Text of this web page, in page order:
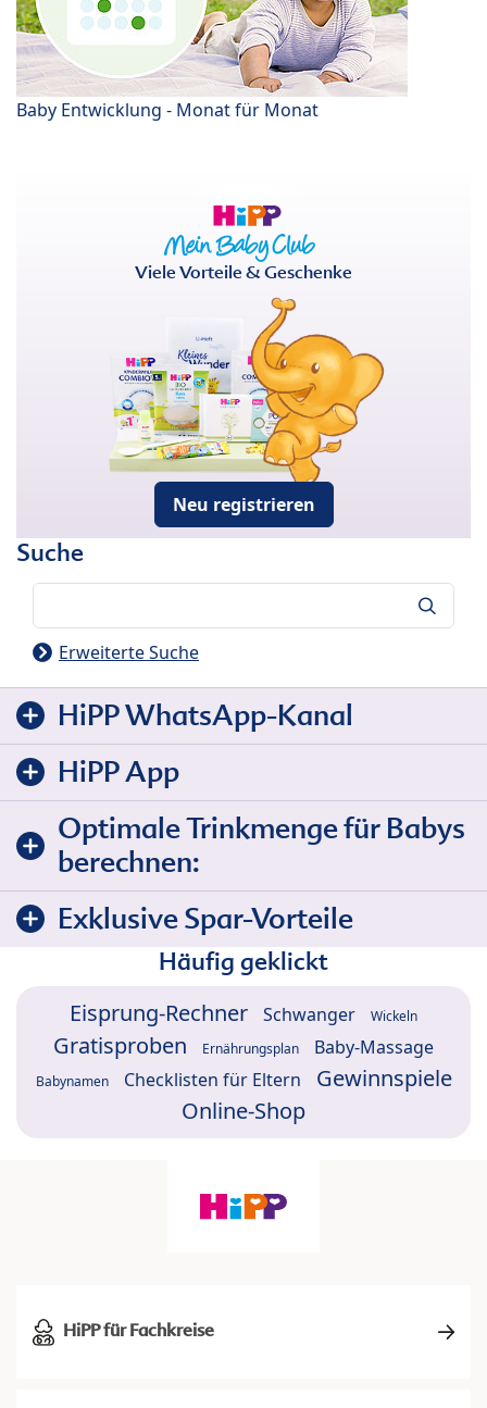
Baby Entwicklung - Monat für Monat
Viele Vorteile & Geschenke
Neu registrieren
Suche
Erweiterte Suche
HiPP WhatsApp-Kanal
HiPP App
Optimale Trinkmenge für Babys
berechnen:
Exklusive Spar-Vorteile
Häufig geklickt
Eisprung-Rechner Schwanger Wickeln
Gratisproben Ernährungsplan Baby-Massage
Babynamen Checklisten für Eltern
Gewinnspiele
Online-Shop
HiPP für Fachkreise